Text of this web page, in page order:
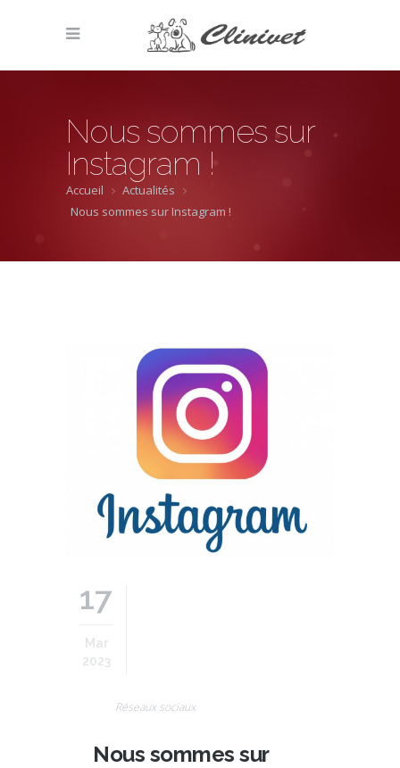
Nous sommes sur
Instagram !
Accueil
Actualités
Nous sommes sur Instagram !
17
Mar
2023
Réseaux sociaux
Nous sommes sur